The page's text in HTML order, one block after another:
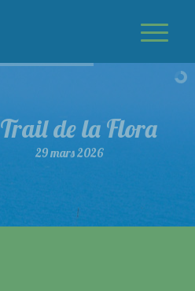
Trail de la Flora
29 mars 2026